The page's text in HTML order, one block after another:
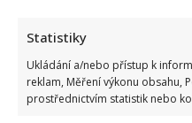
Statistiky
Ukládání a/nebo přístup k
reklam, Měření výkonu obsahu,
prostřednictvím statistik nebo
manželkou potěšila všechny